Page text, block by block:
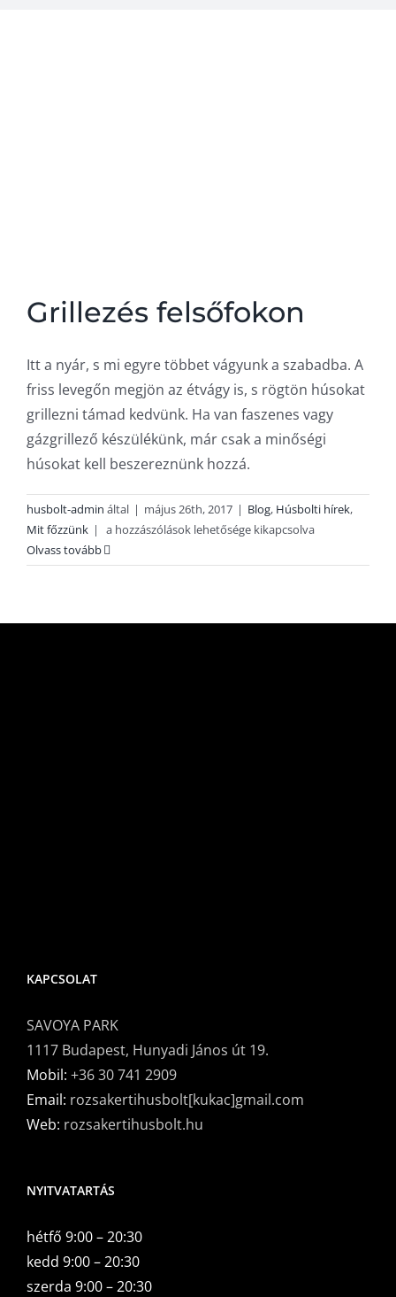
Grillezés felsőfokon
Itt a nyár, s mi egyre többet vágyunk a szabadba. A
friss levegőn megjön az étvágy is, s rögtön húsokat
grillezni támad kedvünk. Ha van faszenes vagy
gázgrillező készülékünk, már csak a minőségi
húsokat kell beszereznünk hozzá.
husbolt-admin által | május 26th, 2017 | Blog, Húsbolti hírek,
Mit főzzünk |
Grillezés
felsőfokon
bejegyzéshez
a hozzászólások lehetősége kikapcsolva
Olvass tovább
KAPCSOLAT
SAVOYA PARK
1117 Budapest, Hunyadi János út 19.
Mobil: +36 30 741 2909
Email: rozsakertihusbolt[kukac]gmail.com
Web: rozsakertihusbolt.hu
NYITVATARTÁS
hétfő 9:00 – 20:30
kedd 9:00 – 20:30
szerda 9:00 – 20:30